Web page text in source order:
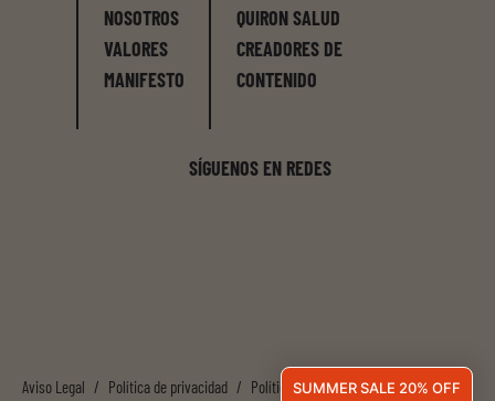
NOSOTROS
VALORES
MANIFESTO
QUIRON SALUD
CREADORES DE
CONTENIDO
SÍGUENOS EN REDES
Aviso Legal / Política de privacidad / Política de cookies /
SUMMER SALE 20% OFF